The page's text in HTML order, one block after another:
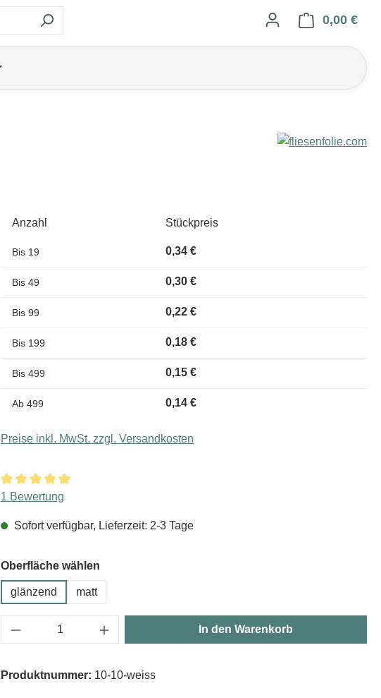
0,00 €
Anzahl Stückpreis
Bis 19 0,34 €
Bis 49 0,30 €
Bis 99 0,22 €
Bis 199 0,18 €
Bis 499 0,15 €
Ab 499 0,14 €
Preise inkl. MwSt. zzgl. Versandkosten
Durchschnittliche Bewertung von 5 von 5 Sternen
1 Bewertung
Sofort verfügbar, Lieferzeit: 2-3 Tage
Oberfläche wählen
glänzend matt
Produkt Anzahl: Gib den gewünschten Wert ein
In den Warenkorb
Produktnummer: 10-10-weiss